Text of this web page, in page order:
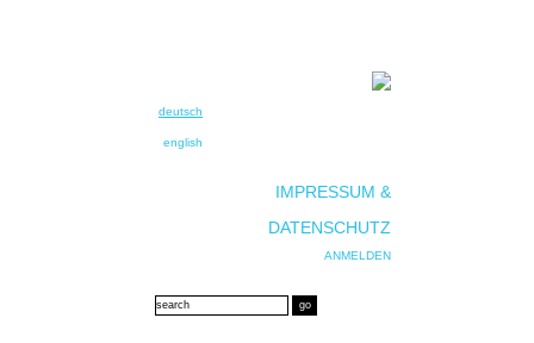
deutsch
english
IMPRESSUM &
DATENSCHUTZ
ANMELDEN